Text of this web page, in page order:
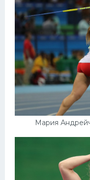
Мария